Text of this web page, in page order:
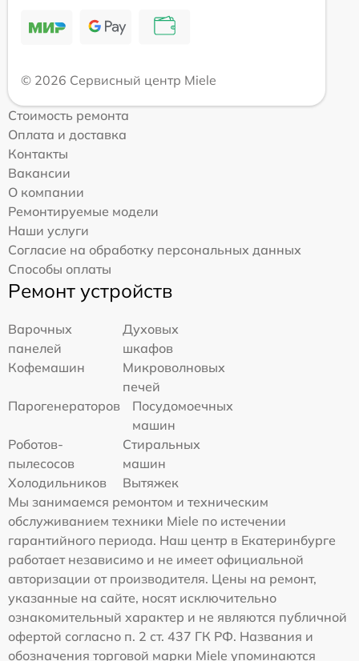
© 2026 Сервисный центр Miele
Стоимость ремонта
Оплата и доставка
Контакты
Вакансии
О компании
Ремонтируемые модели
Наши услуги
Согласие на обработку персональных данных
Способы оплаты
Ремонт устройств
Варочных
панелей
Духовых
шкафов
Кофемашин
Микроволновых
печей
Парогенераторов
Посудомоечных
машин
Роботов-
пылесосов
Стиральных
машин
Холодильников
Вытяжек
Мы занимаемся ремонтом и техническим
обслуживанием техники Miele по истечении
гарантийного периода. Наш центр в Екатеринбурге
работает независимо и не имеет официальной
авторизации от производителя. Цены на ремонт,
указанные на сайте, носят исключительно
ознакомительный характер и не являются публичной
офертой согласно п. 2 ст. 437 ГК РФ. Названия и
обозначения торговой марки Miele упоминаются